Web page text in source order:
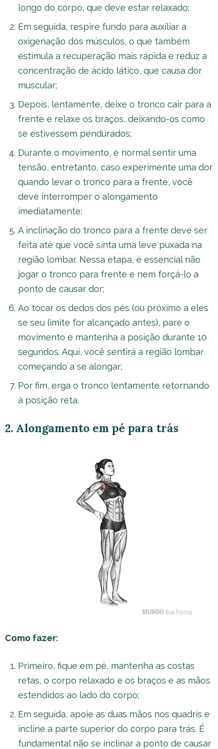
longo do corpo, que deve estar relaxado;
Em seguida, respire fundo para auxiliar a
oxigenação dos músculos, o que também
estimula a recuperação mais rápida e reduz a
concentração de ácido lático, que causa dor
muscular;
Depois, lentamente, deixe o tronco cair para a
frente e relaxe os braços, deixando-os como
se estivessem pendurados;
Durante o movimento, é normal sentir uma
tensão, entretanto, caso experimente uma dor
quando levar o tronco para a frente, você
deve interromper o alongamento
imediatamente;
A inclinação do tronco para a frente deve ser
feita até que você sinta uma leve puxada na
região lombar. Nessa etapa, é essencial não
jogar o tronco para frente e nem forçá-lo a
ponto de causar dor;
Ao tocar os dedos dos pés (ou próximo a eles
se seu limite for alcançado antes), pare o
movimento e mantenha a posição durante 10
segundos. Aqui, você sentirá a região lombar
começando a se alongar;
Por fim, erga o tronco lentamente retornando
à posição reta.
2. Alongamento em pé para trás
Como fazer:
Primeiro, fique em pé, mantenha as costas
retas, o corpo relaxado e os braços e as mãos
estendidos ao lado do corpo;
Em seguida, apoie as duas mãos nos quadris e
incline a parte superior do corpo para trás. É
fundamental não se inclinar a ponto de causar